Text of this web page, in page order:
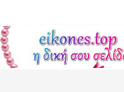
content